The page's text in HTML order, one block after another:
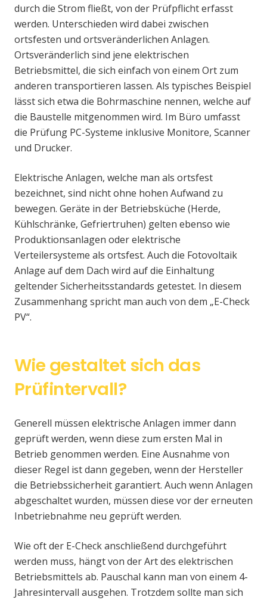
durch die Strom fließt, von der Prüfpflicht erfasst
werden. Unterschieden wird dabei zwischen
ortsfesten und ortsveränderlichen Anlagen.
Ortsveränderlich sind jene elektrischen
Betriebsmittel, die sich einfach von einem Ort zum
anderen transportieren lassen. Als typisches Beispiel
lässt sich etwa die Bohrmaschine nennen, welche auf
die Baustelle mitgenommen wird. Im Büro umfasst
die Prüfung PC-Systeme inklusive Monitore, Scanner
und Drucker.
Elektrische Anlagen, welche man als ortsfest
bezeichnet, sind nicht ohne hohen Aufwand zu
bewegen. Geräte in der Betriebsküche (Herde,
Kühlschränke, Gefriertruhen) gelten ebenso wie
Produktionsanlagen oder elektrische
Verteilersysteme als ortsfest. Auch die Fotovoltaik
Anlage auf dem Dach wird auf die Einhaltung
geltender Sicherheitsstandards getestet. In diesem
Zusammenhang spricht man auch von dem „E-Check
PV“.
Wie gestaltet sich das
Prüfintervall?
Generell müssen elektrische Anlagen immer dann
geprüft werden, wenn diese zum ersten Mal in
Betrieb genommen werden. Eine Ausnahme von
dieser Regel ist dann gegeben, wenn der Hersteller
die Betriebssicherheit garantiert. Auch wenn Anlagen
abgeschaltet wurden, müssen diese vor der erneuten
Inbetriebnahme neu geprüft werden.
Wie oft der E-Check anschließend durchgeführt
werden muss, hängt von der Art des elektrischen
Betriebsmittels ab. Pauschal kann man von einem 4-
Jahresintervall ausgehen. Trotzdem sollte man sich